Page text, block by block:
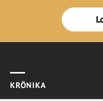
KRÖNIKA